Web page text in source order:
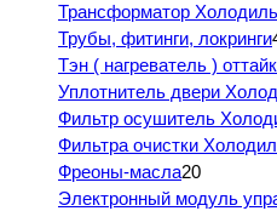
Трансформатор
Трубы, фитинги, локринги
Тэн ( нагреватель )
Уплотнитель двери
Фильтр осушитель
Фильтра очистки
Фреоны-масла20
Электронный модуль